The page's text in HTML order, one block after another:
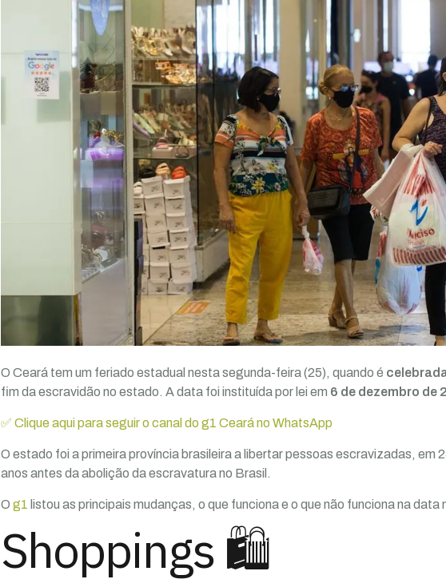
O Ceará tem um feriado estadual nesta segunda-feira (25), quando é
fim da escravidão no estado. A data foi instituída por lei em 6 de dezembro de
✅ Clique aqui para seguir o canal do g1 Ceará no WhatsApp
O estado foi a primeira província brasileira a libertar pessoas escravizadas, em
anos antes da abolição da escravatura no Brasil.
O g1 listou as principais mudanças, o que funciona e o que não funciona na
Shoppings 🛍️